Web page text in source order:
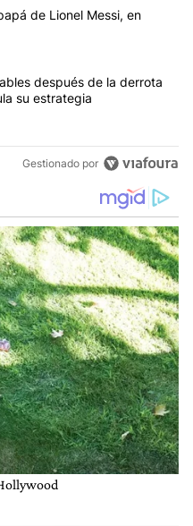
más comentarios en los
"Murió Jorge Messi, el
de Lionel Messi, en
"La Rosada busca
después de la derrota
su estrategia
Gestionado por